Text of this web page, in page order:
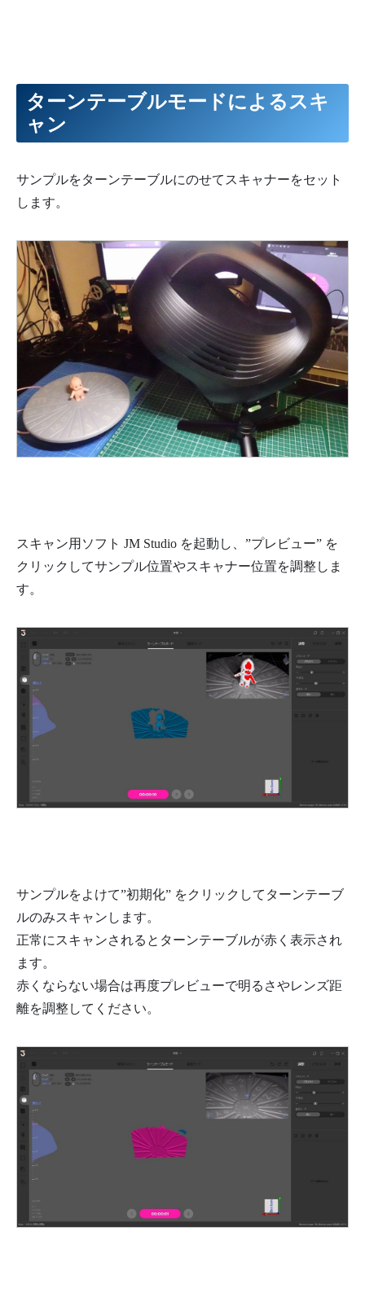
ターンテーブルモードによるスキ
ャン
サンプルをターンテーブルにのせてスキャナーをセット
します。
スキャン用ソフト JM Studio を起動し、”プレビュー” を
クリックしてサンプル位置やスキャナー位置を調整しま
す。
サンプルをよけて”初期化” をクリックしてターンテーブ
ルのみスキャンします。
正常にスキャンされるとターンテーブルが赤く表示され
ます。
赤くならない場合は再度プレビューで明るさやレンズ距
離を調整してください。